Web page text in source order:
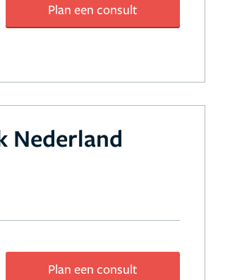
Plan een consult
Nederland
Plan een consult